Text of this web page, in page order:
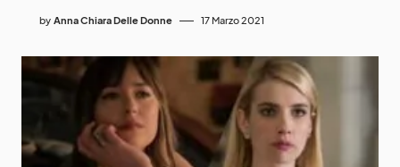
by Anna Chiara Delle Donne 17 Marzo 2021